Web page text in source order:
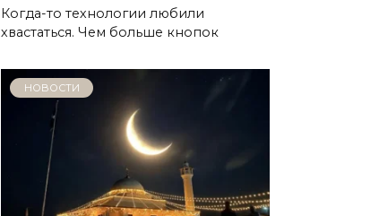
Когда-то технологии любили
хвастаться. Чем больше кнопок
НОВОСТИ